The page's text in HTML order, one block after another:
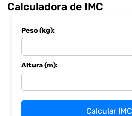
Calculadora de IMC
Peso (kg):
Altura (m):
Calcular IMC